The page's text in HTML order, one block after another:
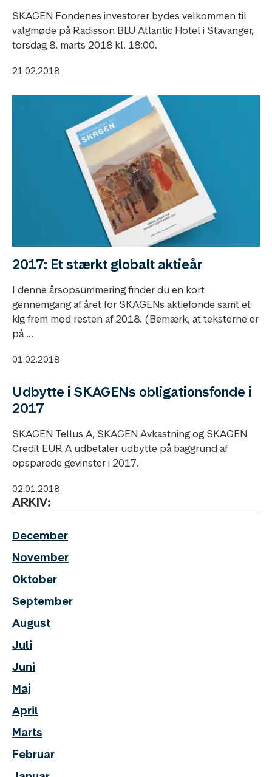
SKAGEN Fondenes investorer bydes velkommen til
valgmøde på Radisson BLU Atlantic Hotel i Stavanger,
torsdag 8. marts 2018 kl. 18:00.
21.02.2018
2017: Et stærkt globalt aktieår
I denne årsopsummering finder du en kort
gennemgang af året for SKAGENs aktiefonde samt et
kig frem mod resten af 2018. (Bemærk, at teksterne er
på ...
01.02.2018
Udbytte i SKAGENs obligationsfonde i
2017
SKAGEN Tellus A, SKAGEN Avkastning og SKAGEN
Credit EUR A udbetaler udbytte på baggrund af
opsparede gevinster i 2017.
02.01.2018
ARKIV:
December
November
Oktober
September
August
Juli
Juni
Maj
April
Marts
Februar